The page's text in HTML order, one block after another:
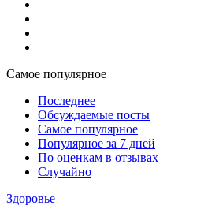
Самое популярное
Последнее
Обсуждаемые посты
Самое популярное
Популярное за 7 дней
По оценкам в отзывах
Случайно
Здоровье